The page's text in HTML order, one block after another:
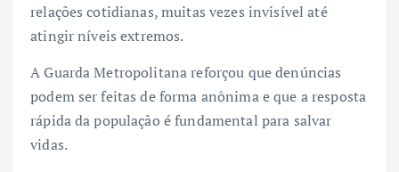
relações cotidianas, muitas vezes invisível até
atingir níveis extremos.
A Guarda Metropolitana reforçou que denúncias
podem ser feitas de forma anônima e que a resposta
rápida da população é fundamental para salvar
vidas.